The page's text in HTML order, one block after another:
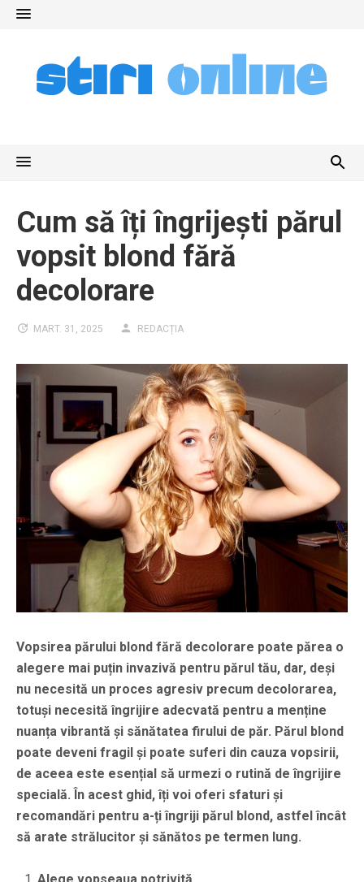
Skip
Cum să îți îngrijești părul
vopsit blond fără
decolorare
MART. 31, 2025 REDACȚIA
Vopsirea părului blond fără decolorare poate părea o
alegere mai puțin invazivă pentru părul tău, dar, deși
nu necesită un proces agresiv precum decolorarea,
totuși necesită îngrijire adecvată pentru a menține
nuanța vibrantă și sănătatea firului de păr. Părul blond
poate deveni fragil și poate suferi din cauza vopsirii,
de aceea este esențial să urmezi o rutină de îngrijire
specială. În acest ghid, îți voi oferi sfaturi și
recomandări pentru a-ți îngriji părul blond, astfel încât
să arate strălucitor și sănătos pe termen lung.